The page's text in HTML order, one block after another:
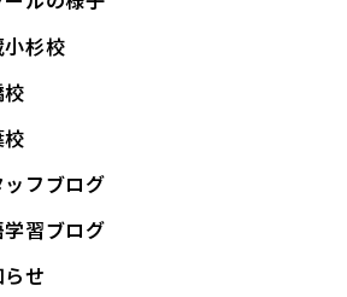
杉校
ッフブログ
習ブログ
せ